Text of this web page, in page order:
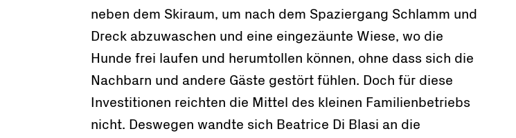
neben dem Skiraum, um nach dem Spaziergang Schlamm und
Dreck abzuwaschen und eine eingezäunte Wiese, wo die
Hunde frei laufen und herumtollen können, ohne dass sich die
Nachbarn und andere Gäste gestört fühlen. Doch für diese
Investitionen reichten die Mittel des kleinen Familienbetriebs
nicht. Deswegen wandte sich Beatrice Di Blasi an die